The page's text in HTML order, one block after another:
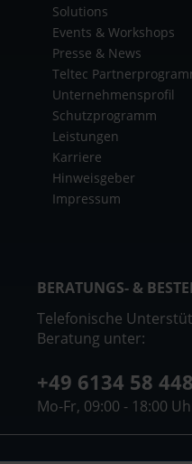
Solutions
Events & Workshops
Presse & News
Teltec
Unternehmensprofil
Schutzprogramm
Leistungen
Karriere
Hinweisgeber
Impressum
BERATUNGS- &
Telefonische
Beratung unter:
+49 6134 58
Mo-Fr, 09:00 - 18:00